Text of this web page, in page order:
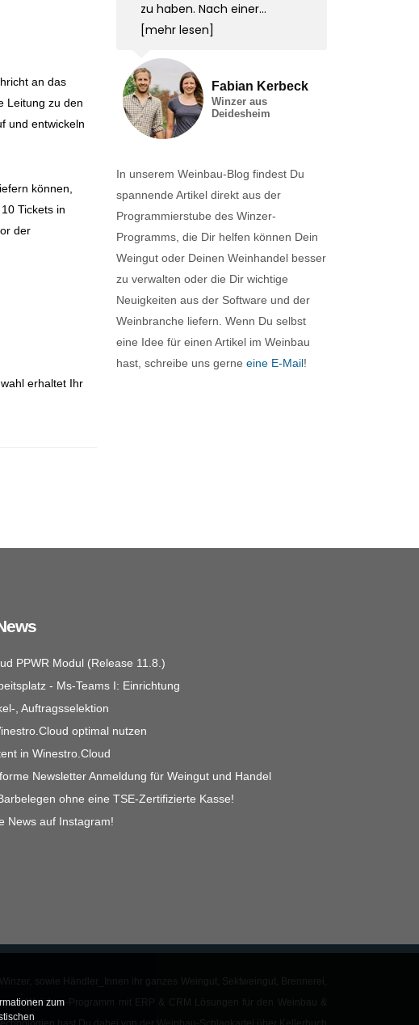
zum
zu haben. Nach einer...
[mehr lesen]
Fabian Kerbeck
Winzer aus
Deidesheim
In unserem Weinbau-Blog findest Du
spannende Artikel direkt aus der
Programmierstube des Winzer-
Programms, die Dir helfen können Dein
Weingut oder Deinen Weinhandel besser
zu verwalten oder die Dir wichtige
Neuigkeiten aus der Software und der
Weinbranche liefern. Wenn Du selbst
eine Idee für einen Artikel im Weinbau
hast, schreibe uns gerne eine E-Mail!
an das
Leitung zu den
und entwickeln
können,
Tickets in
der
erhaltet Ihr
PPWR Modul (Release 11.8.)
- Ms-Teams I: Einrichtung
, Auftragsselektion
optimal nutzen
in Winestro.Cloud
Newsletter Anmeldung für Weingut und Handel
ohne eine TSE-Zertifizierte Kasse!
News auf Instagram!
, sowie Händler_Innen ihr ganzes Weingut, Sektweingut Brennerei
Weinbau-Programm
mit ERP & CRM Lösungen für den Weinbau &